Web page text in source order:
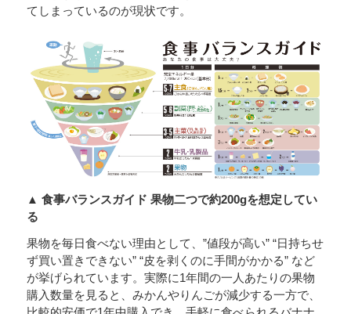
てしまっているのが現状です。
▲ 食事バランスガイド 果物二つで約200gを想定してい
る
果物を毎日食べない理由として、”値段が高い” “日持ちせ
ず買い置きできない” “皮を剥くのに手間がかかる” など
が挙げられています。実際に1年間の一人あたりの果物
購入数量を見ると、みかんやりんごが減少する一方で、